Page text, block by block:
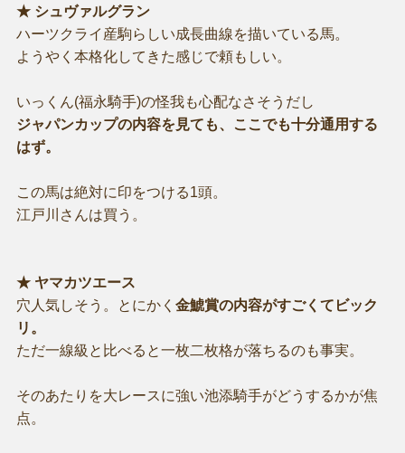
★ シュヴァルグラン
ハーツクライ産駒らしい成長曲線を描いている馬。
ようやく本格化してきた感じで頼もしい。
いっくん(福永騎手)の怪我も心配なさそうだし
ジャパンカップの内容を見ても、ここでも十分通用する
はず。
この馬は絶対に印をつける1頭。
江戸川さんは買う。
★ ヤマカツエース
穴人気しそう。とにかく 金鯱賞の内容がすごくてビック
リ。
ただ一線級と比べると一枚二枚格が落ちるのも事実。
そのあたりを大レースに強い池添騎手がどうするかが焦
点。